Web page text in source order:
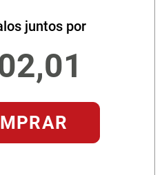
juntos por
,01